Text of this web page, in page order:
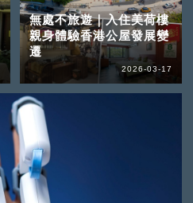
無處不旅遊｜入住美荷樓
親身體驗香港公屋發展變
遷
2026-03-17